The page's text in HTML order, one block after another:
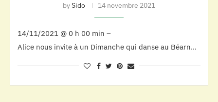
bySido 14 novembre 2021
14/11/2021 @ 0 h 00 min –
Alice nous invite à un Dimanche qui danse au Béarn…